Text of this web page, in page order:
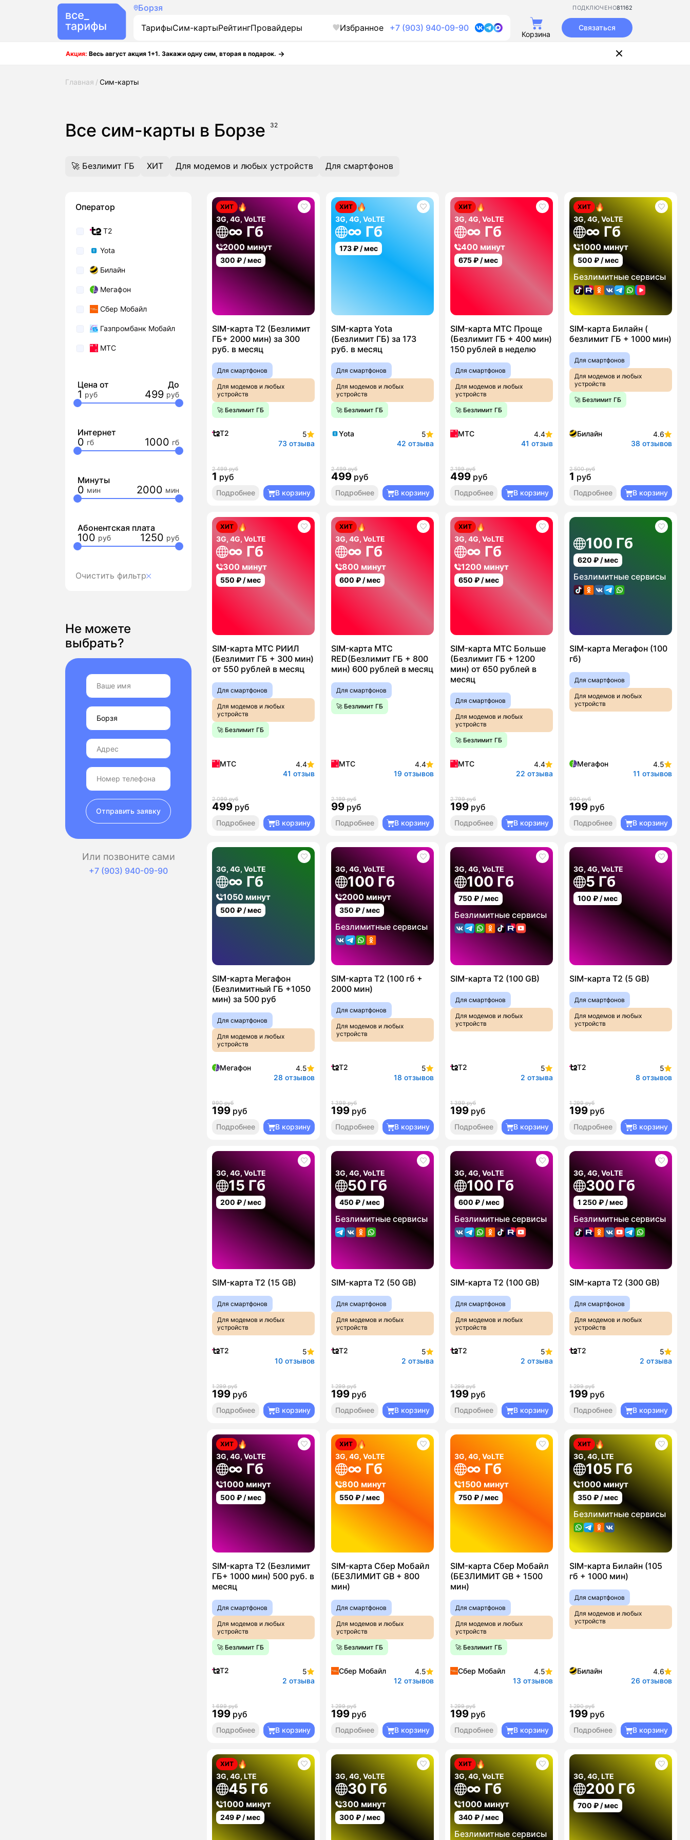
Борзя 81162
ПОДКЛЮЧЕНО
ТарифыСим-картыРейтингПровайдеры Избранное +7 (903) 940-09-90
Корзина
Связаться
Акция: Весь август акция 1+1. Закажи одну сим, вторая в подарок.
Главная Сим-карты
Все сим-карты в Борзе 32
🚀 Безлимит ГБ ХИТ Для модемов и любых устройств Для смартфонов
Оператор
T2
Yota
Билайн
Мегафон
Сбер Мобайл
Газпромбанк Мобайл
МТС
Цена от До
1 499
Интернет
0 1000
Минуты
0 2000
Абонентская плата
100 1250
Очистить фильтр
ХИТ
3G, 4G, VoLTE
∞ Гб
2000 минут
300 ₽ / мес
SIM-карта T2 (Безлимит
ГБ+ 2000 мин) за 300
руб. в месяц
Для смартфонов
Для модемов и любых
устройств
🚀 Безлимит ГБ
T2
5
73 отзыва
2 499 руб
1 руб
Подробнее В корзину
ХИТ
3G, 4G, VoLTE
∞ Гб
173₽ / мес
SIM-карта Yota
(Безлимит ГБ) за 173
руб. в месяц
Для смартфонов
Для модемов и любых
устройств
🚀 Безлимит ГБ
Yota
5
42 отзыва
2 499 руб
499 руб
Подробнее В корзину
ХИТ
3G, 4G, VoLTE
∞ Гб
400 минут
675₽ / мес
SIM-карта МТС Проще
(Безлимит ГБ + 400 мин)
150 рублей в неделю
Для смартфонов
Для модемов и любых
устройств
🚀 Безлимит ГБ
МТС
4.4
41 отзыв
2 199 руб
499 руб
Подробнее В корзину
ХИТ
3G, 4G, VoLTE
∞ Гб
1000 минут
500 ₽ / мес
Безлимитные сервисы
SIM-карта Билайн (
безлимит ГБ + 1000 мин)
Для смартфонов
Для модемов и любых
устройств
🚀 Безлимит ГБ
Билайн
4.6
38 отзывов
2 500 руб
1 руб
Подробнее В корзину
ХИТ
3G, 4G, VoLTE
∞ Гб
300 минут
550 ₽ / мес
SIM-карта МТС РИИЛ
(Безлимит ГБ + 300 мин)
от 550 рублей в месяц
Для смартфонов
Для модемов и любых
устройств
🚀 Безлимит ГБ
МТС
4.4
41 отзыв
2 099 руб
499 руб
Подробнее В корзину
ХИТ
3G, 4G, VoLTE
∞ Гб
800 минут
600 ₽ / мес
SIM-карта МТС
RED(Безлимит ГБ + 800
мин) 600 рублей в месяц
Для смартфонов
🚀 Безлимит ГБ
МТС
4.4
19 отзывов
2 199 руб
99 руб
Подробнее В корзину
ХИТ
3G, 4G, VoLTE
∞ Гб
1200 минут
650 ₽ / мес
SIM-карта МТС Больше
(Безлимит ГБ + 1200
мин) от 650 рублей в
месяц
Для смартфонов
Для модемов и любых
устройств
🚀 Безлимит ГБ
МТС
4.4
22 отзыва
2 799 руб
199 руб
Подробнее В корзину
100 Гб
620 ₽ / мес
Безлимитные сервисы
SIM-карта Мегафон (100
гб)
Для смартфонов
Для модемов и любых
устройств
Мегафон
4.5
11 отзывов
990 руб
199 руб
Подробнее В корзину
3G, 4G, VoLTE
∞ Гб
1050 минут
500 ₽ / мес
SIM-карта Мегафон
(Безлимитный ГБ +1050
мин) за 500 руб
Для смартфонов
Для модемов и любых
устройств
Мегафон
4.5
28 отзывов
990 руб
199 руб
Подробнее В корзину
3G, 4G, VoLTE
100 Гб
2000 минут
350 ₽ / мес
Безлимитные сервисы
SIM-карта T2 (100 гб +
2000 мин)
Для смартфонов
Для модемов и любых
устройств
T2
5
18 отзывов
1 399 руб
199 руб
Подробнее В корзину
3G, 4G, VoLTE
100 Гб
750 ₽ / мес
Безлимитные сервисы
SIM-карта T2 (100 GB)
Для смартфонов
Для модемов и любых
устройств
T2
5
2 отзыва
1 399 руб
199 руб
Подробнее В корзину
3G, 4G, VoLTE
5 Гб
100 ₽ / мес
SIM-карта T2 (5 GB)
Для смартфонов
Для модемов и любых
устройств
T2
5
8 отзывов
1 299 руб
199 руб
Подробнее В корзину
3G, 4G, VoLTE
15 Гб
200 ₽ / мес
SIM-карта T2 (15 GB)
Для смартфонов
Для модемов и любых
устройств
T2
5
10 отзывов
1 299 руб
199 руб
Подробнее В корзину
3G, 4G, VoLTE
50 Гб
450 ₽ / мес
Безлимитные сервисы
SIM-карта T2 (50 GB)
Для смартфонов
Для модемов и любых
устройств
T2
5
2 отзыва
1 299 руб
199 руб
Подробнее В корзину
3G, 4G, VoLTE
100 Гб
600 ₽ / мес
Безлимитные сервисы
SIM-карта T2 (100 GB)
Для смартфонов
Для модемов и любых
устройств
T2
5
2 отзыва
1 299 руб
199 руб
Подробнее В корзину
3G, 4G, VoLTE
300 Гб
1 250 ₽ / мес
Безлимитные сервисы
SIM-карта T2 (300 GB)
Для смартфонов
Для модемов и любых
устройств
T2
5
2 отзыва
1 299 руб
199 руб
Подробнее В корзину
ХИТ
3G, 4G, VoLTE
∞ Гб
1000 минут
500 ₽ / мес
SIM-карта T2 (Безлимит
ГБ+ 1000 мин) 500 руб. в
месяц
Для смартфонов
Для модемов и любых
устройств
🚀 Безлимит ГБ
T2
5
2 отзыва
1 699 руб
199 руб
Подробнее В корзину
ХИТ
3G, 4G, VoLTE
∞ Гб
800 минут
550 ₽ / мес
SIM-карта Сбер Мобайл
(БЕЗЛИМИТ GB + 800
мин)
Для смартфонов
Для модемов и любых
устройств
🚀 Безлимит ГБ
Сбер Мобайл
4.5
12 отзывов
1 299 руб
199 руб
Подробнее В корзину
3G, 4G, VoLTE
∞ Гб
1500 минут
750 ₽ / мес
SIM-карта Сбер Мобайл
(БЕЗЛИМИТ GB + 1500
мин)
Для смартфонов
Для модемов и любых
устройств
🚀 Безлимит ГБ
Сбер Мобайл
4.5
13 отзывов
1 299 руб
199 руб
Подробнее В корзину
ХИТ
3G, 4G, LTE
105 Гб
1000 минут
350 ₽ / мес
Безлимитные сервисы
SIM-карта Билайн (105
гб + 1000 мин)
Для смартфонов
Для модемов и любых
устройств
Билайн
4.6
26 отзывов
1 290 руб
199 руб
Подробнее В корзину
ХИТ
3G, 4G, LTE
45 Гб
1000 минут
249₽ / мес
3G, 4G, VoLTE
30 Гб
300 минут
300 ₽ / мес
ХИТ
3G, 4G, VoLTE
∞ Гб
1000 минут
340 ₽ / мес
Безлимитные сервисы
3G, 4G, LTE
200 Гб
700 ₽ / мес
Не можете
выбрать?
Отправить заявку
Или позвоните сами
+7 (903) 940-09-90